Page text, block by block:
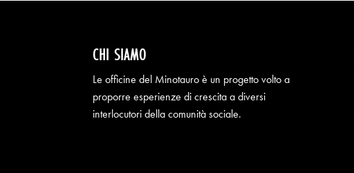
CHI SIAMO
Le officine del Minotauro è un progetto volto a
proporre esperienze di crescita a diversi
interlocutori della comunità sociale.